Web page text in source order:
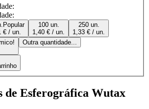
Popular
€ / un.
100 un.
1,40 € / un.
250 un.
1,33 € / un.
Outra quantidade...
de Esferográfica Wutax